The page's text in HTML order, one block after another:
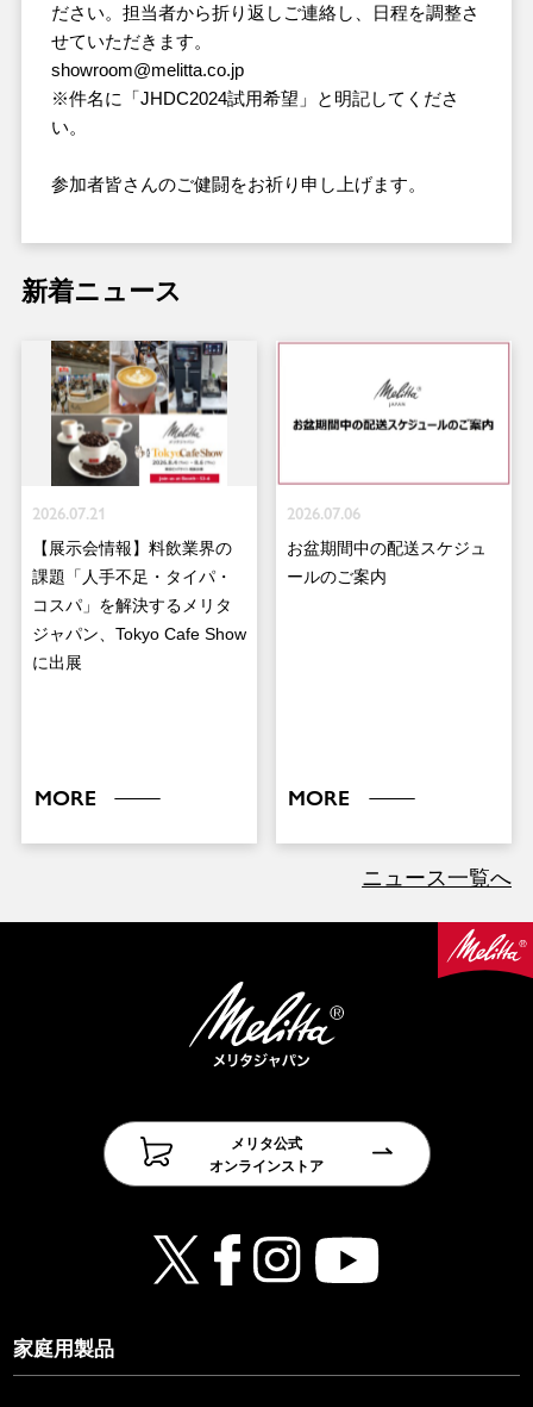
ださい。担当者から折り返しご連絡し、日程を調整さ
せていただきます。
showroom@melitta.co.jp
※件名に「JHDC2024試用希望」と明記してくださ
い。
参加者皆さんのご健闘をお祈り申し上げます。
新着ニュース
2026.07.21
【展示会情報】料飲業界の
課題「人手不足・タイパ・
コスパ」を解決するメリタ
ジャパン、Tokyo Cafe Show
に出展
MORE
2026.07.06
お盆期間中の配送スケジュ
ールのご案内
MORE
ニュース一覧へ
メリタ公式
オンラインストア
家庭用製品